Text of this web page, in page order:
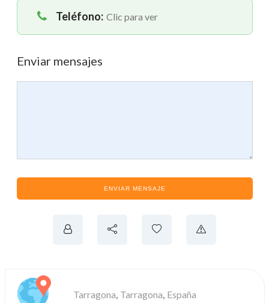
Teléfono: Clic para ver
Enviar mensajes
ENVIAR MENSAJE
Tarragona, Tarragona, España